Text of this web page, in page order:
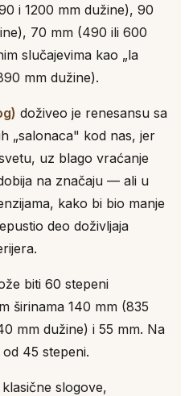
i 1200 mm dužine), 90
70 mm (490 ili 600
slučajevima kao „la
mm dužine).
doživeo je renesansu sa
„salonaca" kod nas, jer
uz blago vraćanje
na značaju — ali u
kako bi bio manje
deo doživljaja
biti 60 stepeni
širinama 140 mm (835
mm dužine) i 55 mm. Na
45 stepeni.
slogove,